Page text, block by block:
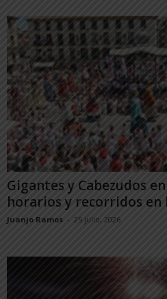
Gigantes y Cabezudos
horarios y recorridos en
Juanjo Ramos - 25 julio, 2026